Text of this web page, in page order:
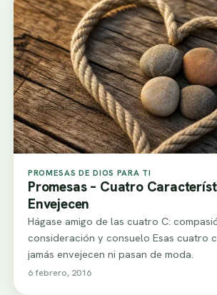
PROMESAS DE DIOS PARA TI
Promesas – Cuatro
Envejecen
Hágase amigo de las cuatro C:
consideración y consuelo Esas cuatro
jamás envejecen ni pasan de moda.
6 febrero, 2016